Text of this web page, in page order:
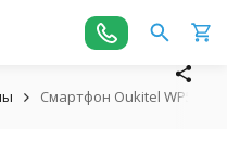
Смартфон Oukitel WP52 4/